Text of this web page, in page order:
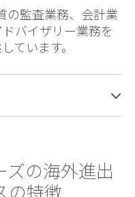
の監査業務、会計業
バイザリー業務を
ています。
ズの海外進出
の特徴